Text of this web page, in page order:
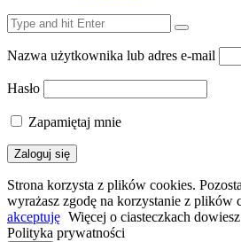
Nazwa użytkownika lub adres e-mail
Hasło
Zapamiętaj mnie
Strona korzysta z plików cookies.
wyrażasz zgodę na korzystanie z plików
akceptuję Więcej o ciasteczkach
Polityka prywatności